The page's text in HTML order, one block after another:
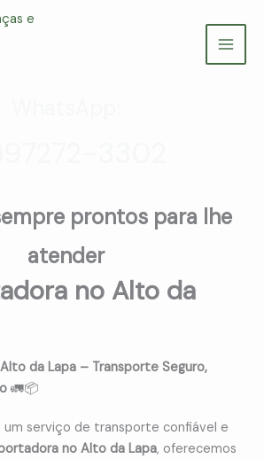
prontos para lhe
atender
no Alto da
da Lapa – Transporte Seguro,
🚛📦
um serviço de transporte confiável e
no Alto da Lapa, oferecemos